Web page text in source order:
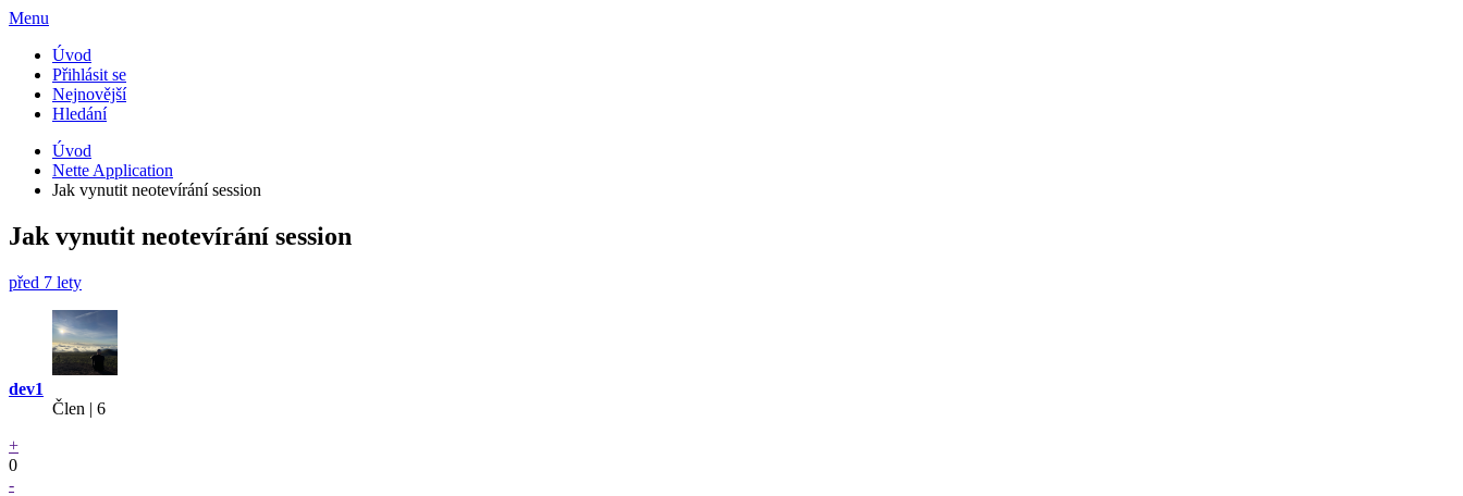
Menu
Úvod
Přihlásit se
Nejnovější
Hledání
Úvod
Nette Application
Jak vynutit neotevírání session
Jak vynutit neotevírání session
před 7 lety
dev1
Člen | 6
+
0
-